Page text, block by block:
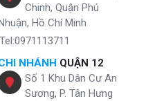
lạnh Karofi
Chinh, Quận Phú
Hồ Chí Minh
Tel:0971113711
NHÁNH QUẬN 12
Số 1 Khu Dân Cư An
Sương, P. Tân Hưng